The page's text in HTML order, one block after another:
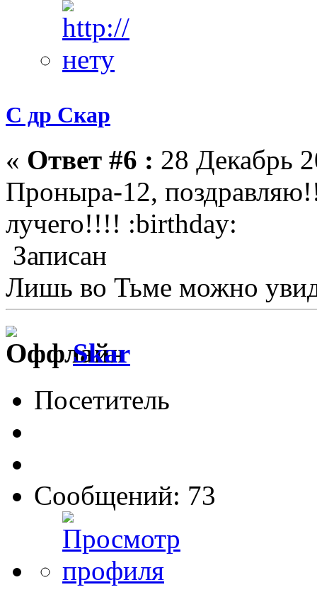
С др Скар
« Ответ #6 : 28 Декабрь
Проныра-12,
лучего!!!! :birthday:
Записан
Лишь во Тьме можно
Skar
Посетитель
Сообщений: 73